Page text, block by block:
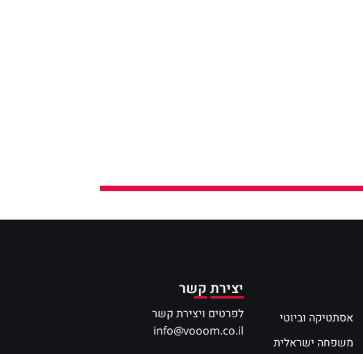
אסתטיקה וביוטי
משפחה ישראלית
יצירת קשר
לפרטים ויצירת קשר
info@vooom.co.il